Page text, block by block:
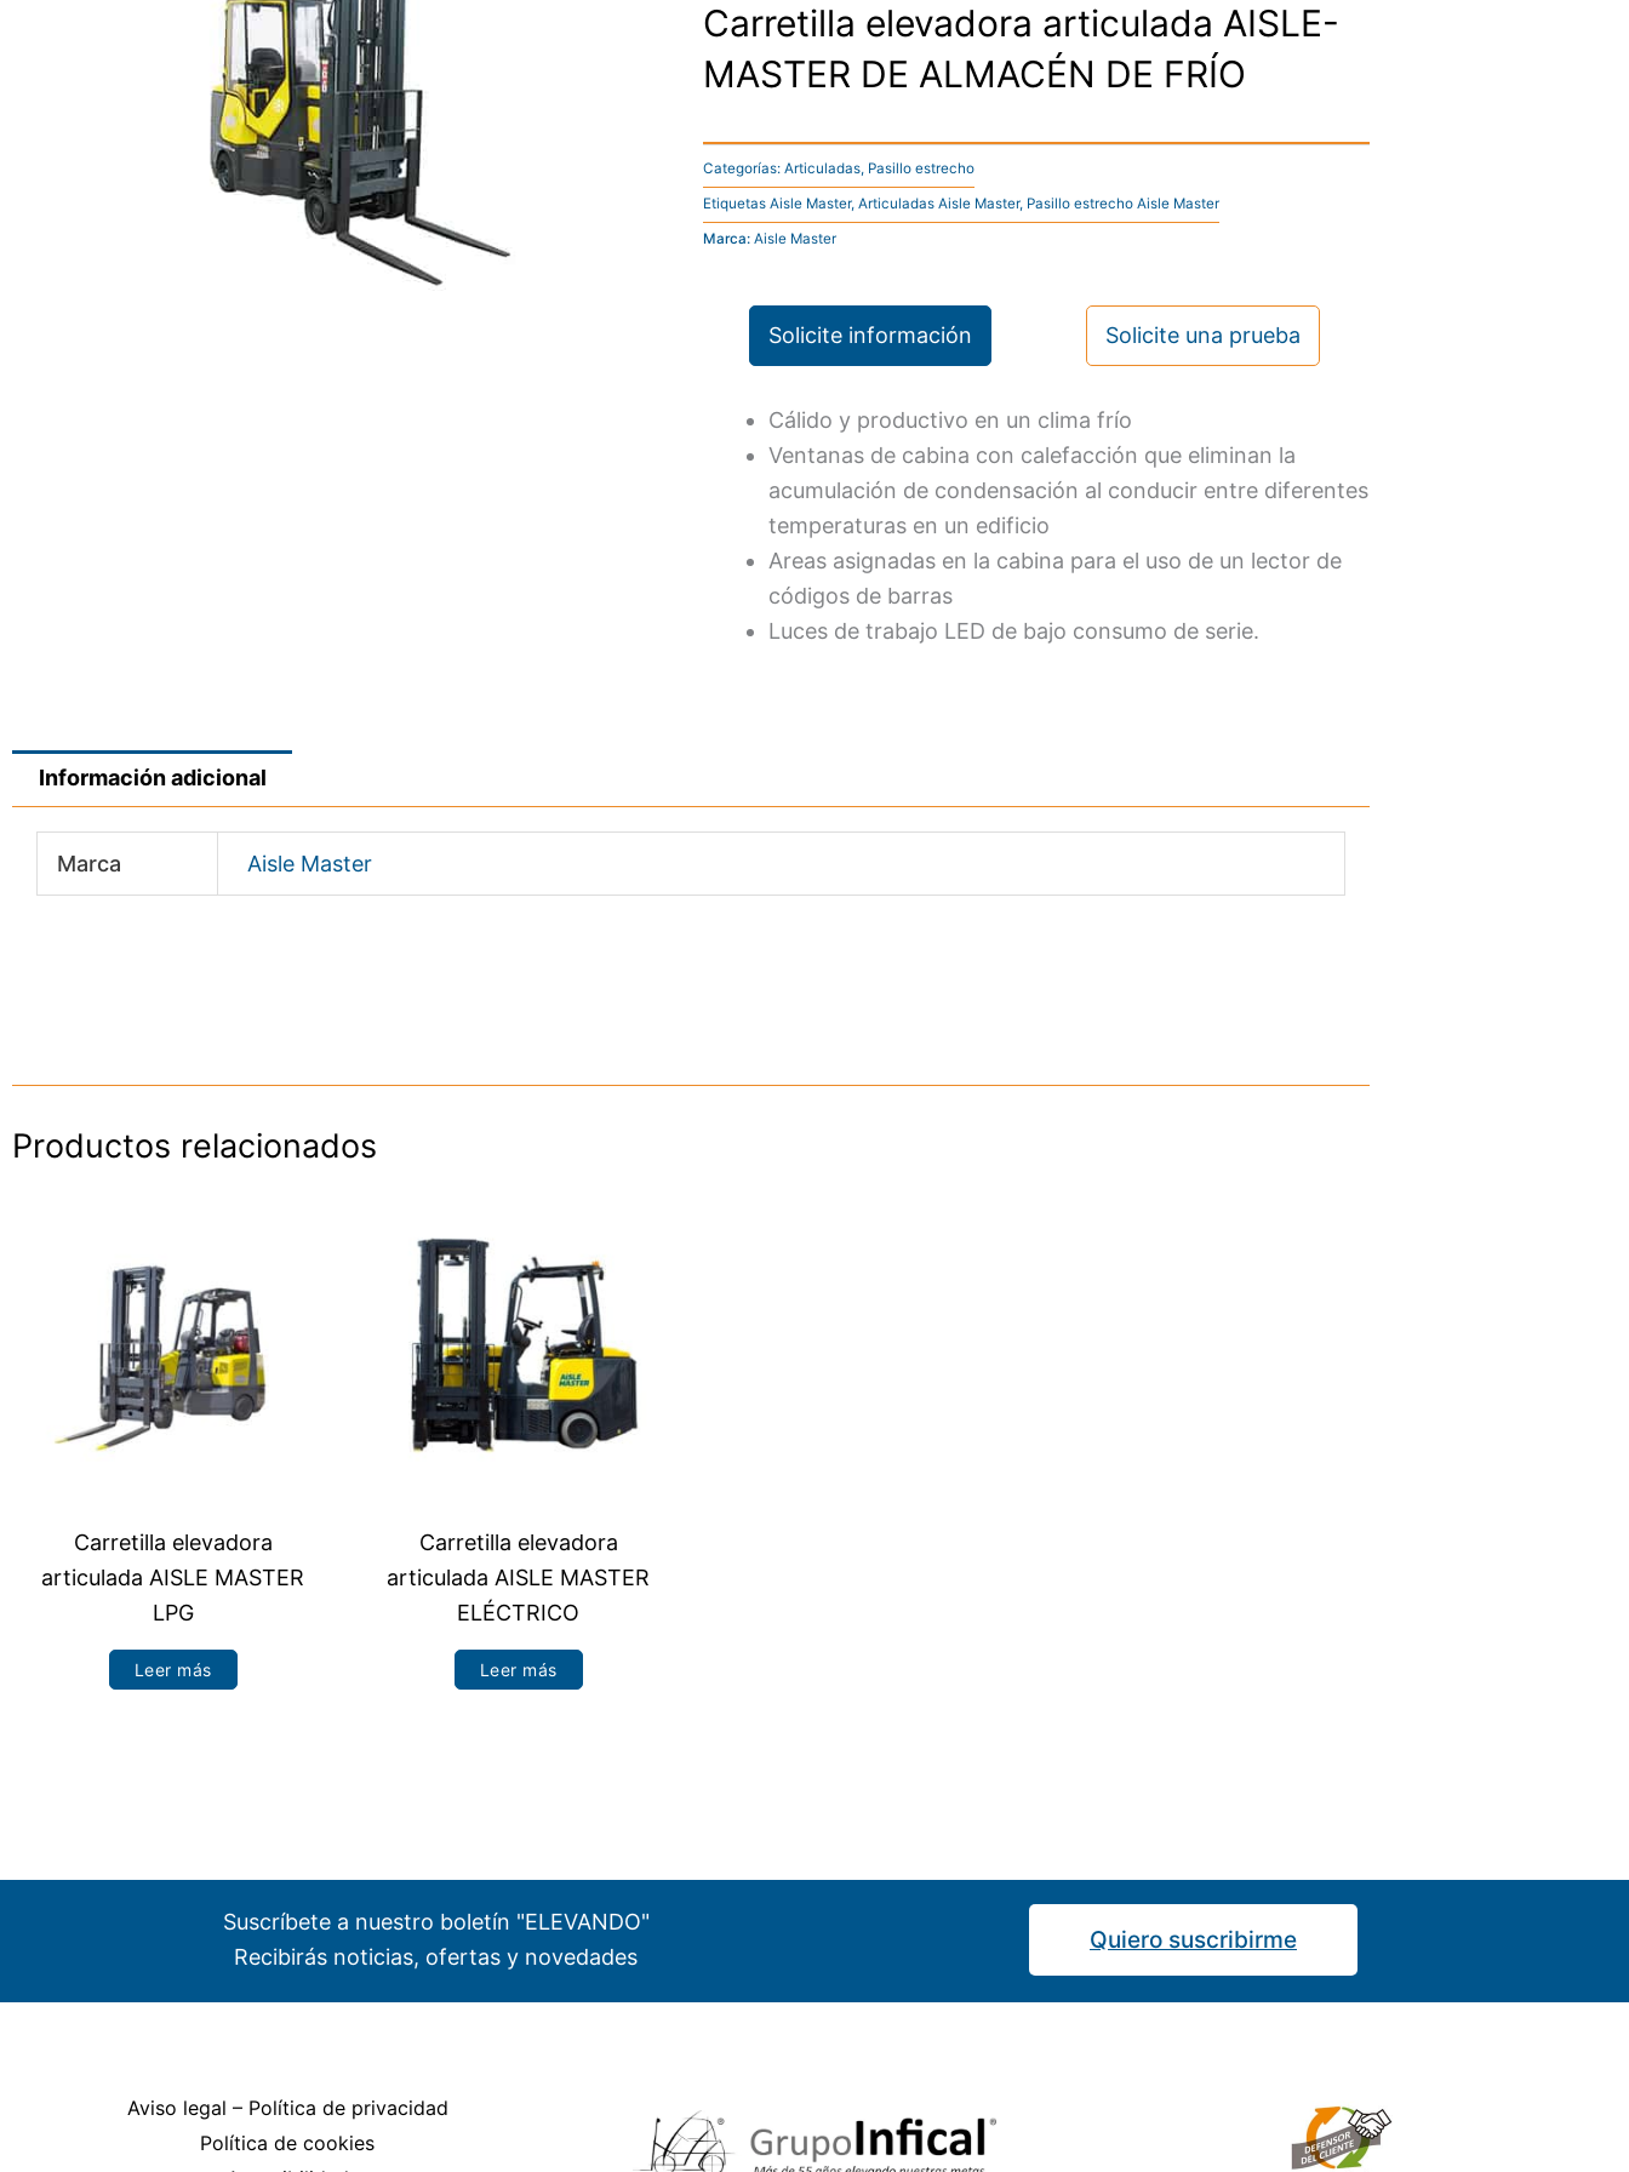
Carretilla elevadora articulada AISLE-
MASTER DE ALMACÉN DE FRÍO
Categorías: Articuladas, Pasillo estrecho
Etiquetas Aisle Master, Articuladas Aisle Master, Pasillo estrecho Aisle Master
Marca: Aisle Master
Solicite información Solicite una prueba
Cálido y productivo en un clima frío
Ventanas de cabina con calefacción que eliminan la
acumulación de condensación al conducir entre diferentes
temperaturas en un edificio
Areas asignadas en la cabina para el uso de un lector de
códigos de barras
Luces de trabajo LED de bajo consumo de serie.
Información adicional
Marca Aisle Master
Productos relacionados
Carretilla elevadora
articulada AISLE MASTER
LPG
Leer más
Carretilla elevadora
articulada AISLE MASTER
ELÉCTRICO
Leer más
Suscríbete a nuestro boletín "ELEVANDO"
Recibirás noticias, ofertas y novedades
Quiero suscribirme
Aviso legal – Política de privacidad
Política de cookies